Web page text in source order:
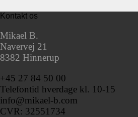
Kontakt os
Mikael B.
Navervej 21
8382 Hinnerup
+45 27 84 50 00
Telefontid hverdage kl. 10-15
info@mikael-b.com
CVR: 32551734